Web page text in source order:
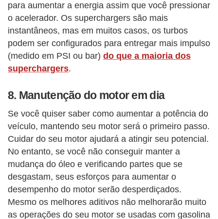
para aumentar a energia assim que você pressionar
o acelerador. Os superchargers são mais
instantâneos, mas em muitos casos, os turbos
podem ser configurados para entregar mais impulso
(medido em PSI ou bar) do que a maioria dos
superchargers.
8. Manutenção do motor em dia
Se você quiser saber como aumentar a potência do
veículo, mantendo seu motor será o primeiro passo.
Cuidar do seu motor ajudará a atingir seu potencial.
No entanto, se você não conseguir manter a
mudança do óleo e verificando partes que se
desgastam, seus esforços para aumentar o
desempenho do motor serão desperdiçados.
Mesmo os melhores aditivos não melhorarão muito
as operações do seu motor se usadas com gasolina